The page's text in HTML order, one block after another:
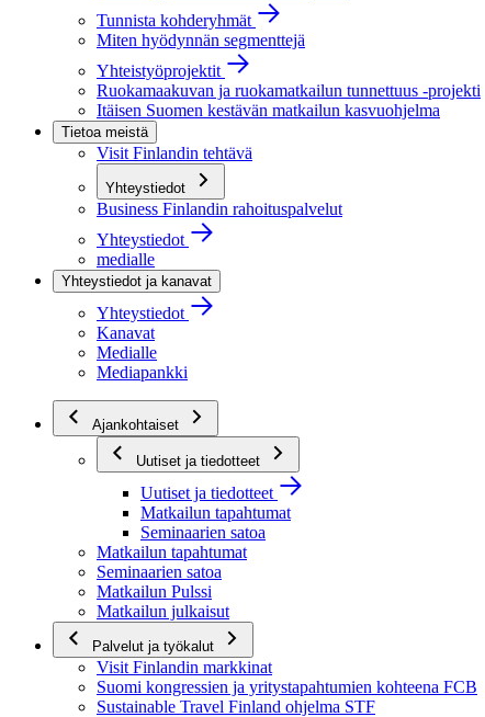
Tunnista kohderyhmät
Miten hyödynnän segmenttejä
Yhteistyöprojektit
Ruokamaakuvan ja ruokamatkailun tunnettuus -projekti
Itäisen Suomen kestävän matkailun kasvuohjelma
Tietoa meistä
Visit Finlandin tehtävä
Yhteystiedot
Business Finlandin rahoituspalvelut
Yhteystiedot
medialle
Yhteystiedot ja kanavat
Yhteystiedot
Kanavat
Medialle
Mediapankki
Ajankohtaiset
Uutiset ja tiedotteet
Uutiset ja tiedotteet
Matkailun tapahtumat
Seminaarien satoa
Matkailun tapahtumat
Seminaarien satoa
Matkailun Pulssi
Matkailun julkaisut
Palvelut ja työkalut
Visit Finlandin markkinat
Suomi kongressien ja yritystapahtumien kohteena FCB
Sustainable Travel Finland ohjelma STF